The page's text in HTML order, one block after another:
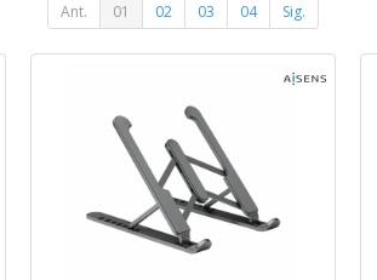
Ant. 01 02 03 04 Sig.